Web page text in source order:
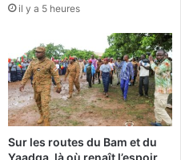
il y a 5 heures
Sur les routes du Bam et du
Yaadga, là où renaît l’espoir